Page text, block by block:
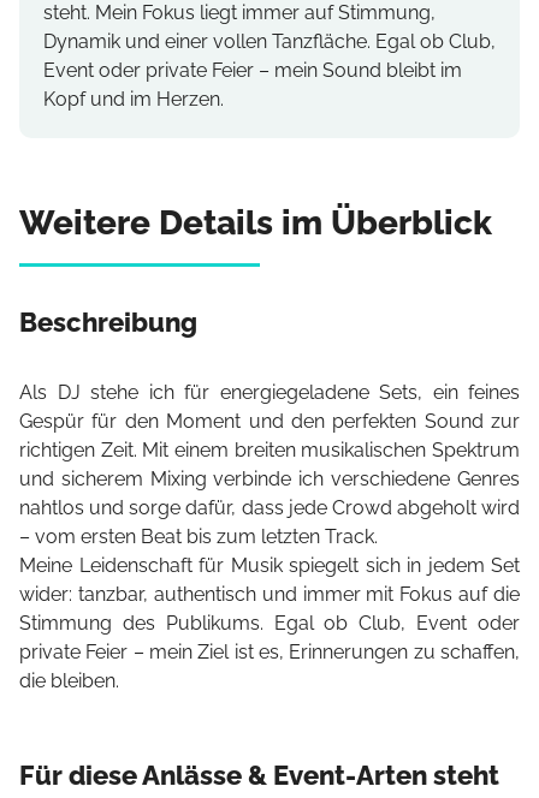
steht. Mein Fokus liegt immer auf Stimmung,
Dynamik und einer vollen Tanzfläche. Egal ob Club,
Event oder private Feier – mein Sound bleibt im
Kopf und im Herzen.
Weitere Details im Überblick
Beschreibung
Als DJ stehe ich für energiegeladene Sets, ein feines
Gespür für den Moment und den perfekten Sound zur
richtigen Zeit. Mit einem breiten musikalischen Spektrum
und sicherem Mixing verbinde ich verschiedene Genres
nahtlos und sorge dafür, dass jede Crowd abgeholt wird
– vom ersten Beat bis zum letzten Track.
Meine Leidenschaft für Musik spiegelt sich in jedem Set
wider: tanzbar, authentisch und immer mit Fokus auf die
Stimmung des Publikums. Egal ob Club, Event oder
private Feier – mein Ziel ist es, Erinnerungen zu schaffen,
die bleiben.
Für diese Anlässe & Event-Arten steht